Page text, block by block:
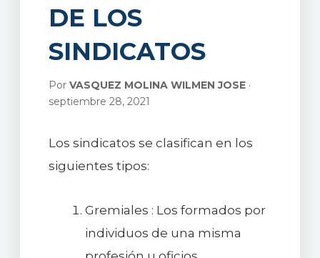
DE LOS
SINDICATOS
Por VASQUEZ MOLINA WILMEN JOSE·
septiembre 28, 2021
Los sindicatos se clasifican en los
siguientes tipos:
Gremiales : Los formados por
individuos de una misma